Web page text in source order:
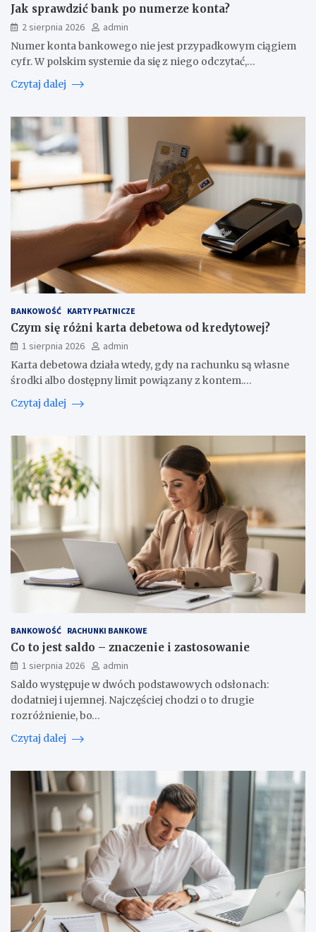
Jak sprawdzić bank po numerze konta?
2 sierpnia 2026
admin
Numer konta bankowego nie jest przypadkowym ciągiem
cyfr. W polskim systemie da się z niego odczytać,…
Czytaj dalej
BANKOWOŚĆ KARTY PŁATNICZE
Czym się różni karta debetowa od kredytowej?
1 sierpnia 2026
admin
Karta debetowa działa wtedy, gdy na rachunku są własne
środki albo dostępny limit powiązany z kontem.…
Czytaj dalej
BANKOWOŚĆ RACHUNKI BANKOWE
Co to jest saldo – znaczenie i zastosowanie
1 sierpnia 2026
admin
Saldo występuje w dwóch podstawowych odsłonach:
dodatniej i ujemnej. Najczęściej chodzi o to drugie
rozróżnienie, bo…
Czytaj dalej